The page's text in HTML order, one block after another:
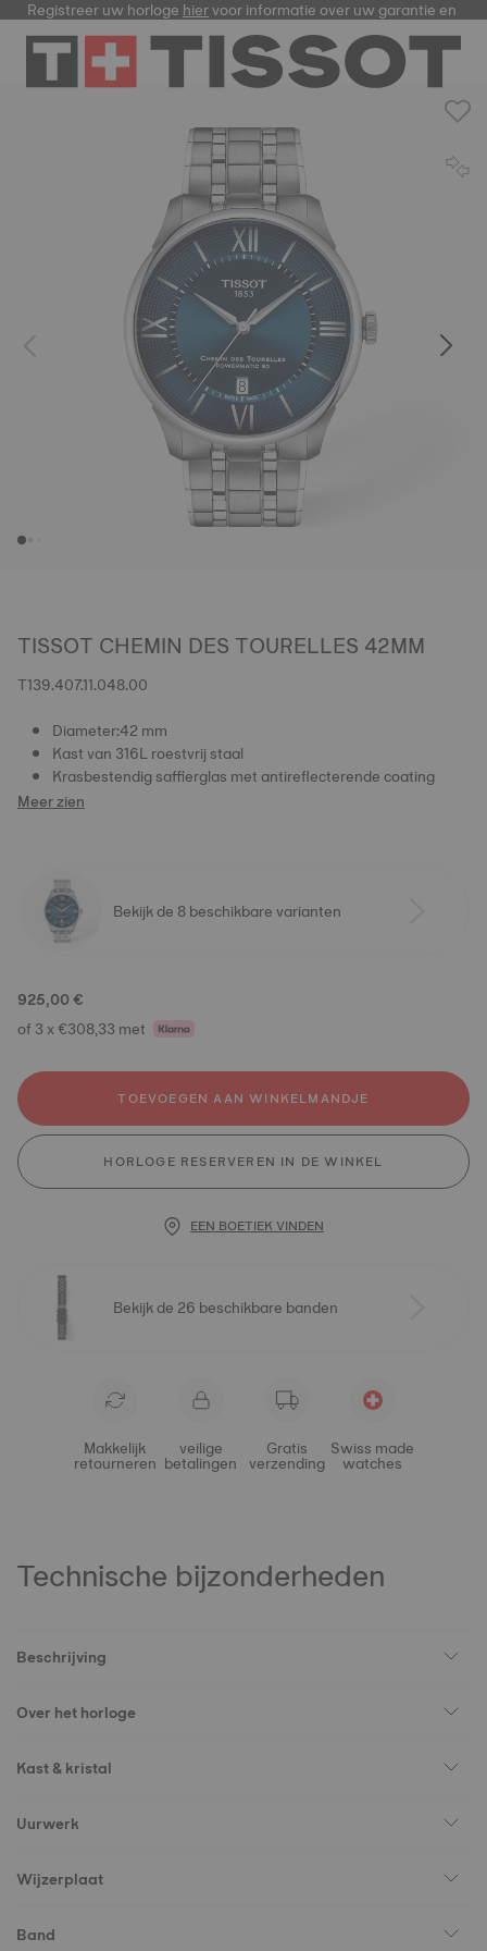
Registreer uw horlogehiervoor informatie over uw garantie en
TISSOT CHEMIN DES TOURELLES 42MM
T139.407.11.048.00
Diameter:42 mm
Kast van 316L roestvrij staal
Krasbestendig saffierglas met antireflecterende coating
Meer zien
Bekijk de 8 beschikbare varianten
925,00 €
of 3 x €308,33 met
TOEVOEGEN AAN WINKELMANDJE
HORLOGE RESERVEREN IN DE WINKEL
EEN BOETIEK VINDEN
Bekijk de 26 beschikbare banden
Makkelijk
retourneren
veilige
betalingen
Gratis
verzending
Swiss made
watches
Technische bijzonderheden
Beschrijving
Over het horloge
Kast & kristal
Uurwerk
Wijzerplaat
Band